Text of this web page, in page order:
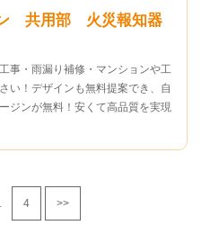
共用部 火災報知器
事・雨漏り補修・マンションや工
い！デザインも無料提案でき、自
ジンが無料！安くて高品質を実現
4 >>